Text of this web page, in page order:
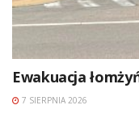
Ewakuacja
7 SIERPNIA 2026